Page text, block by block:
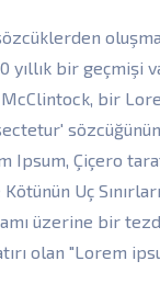
yıllık bir geçmişi
bir
Ipsum, Çiçero
Uç
üzerine bir
olan "Lorem